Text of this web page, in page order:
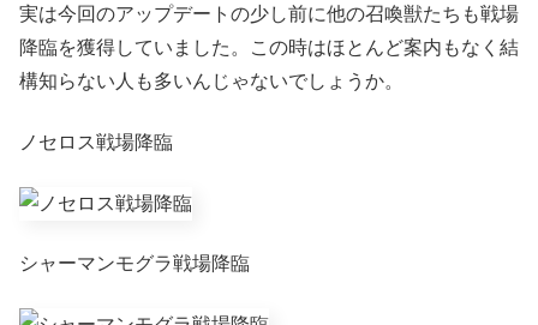
実は今回のアップデートの少し前に他の召喚獣たちも戦場
降臨を獲得していました。この時はほとんど案内もなく結
構知らない人も多いんじゃないでしょうか。
ノセロス戦場降臨
シャーマンモグラ戦場降臨